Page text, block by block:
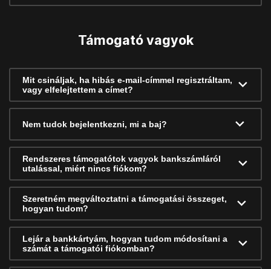
Támogató vagyok
Mit csináljak, ha hibás e-mail-címmel regisztráltam,
vagy elfelejtettem a címet?
Nem tudok bejelentkezni, mi a baj?
Rendszeres támogatótok vagyok bankszámláról
utalással, miért nincs fiókom?
Szeretném megváltoztatni a támogatási összeget,
hogyan tudom?
Lejár a bankkártyám, hogyan tudom módosítani a
számát a támogatói fiókomban?